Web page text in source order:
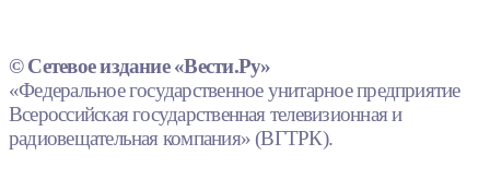
© Сетевое издание «Вести.Ру»
«Федеральное государственное унитарное предприятие
Всероссийская государственная телевизионная и
радиовещательная компания» (ВГТРК).